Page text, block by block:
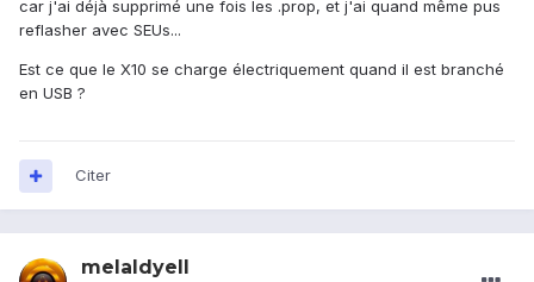
car j'ai déjà supprimé une fois les .prop, et j'ai quand même pus
reflasher avec SEUs...
Est ce que le X10 se charge électriquement quand il est branché
en USB ?
Citer
melaldyell